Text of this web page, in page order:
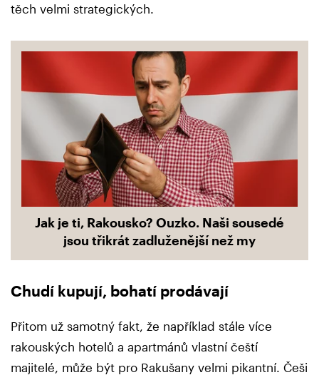
těch velmi strategických.
Jak je ti, Rakousko? Ouzko. Naši sousedé
jsou třikrát zadluženější než my
Chudí kupují, bohatí prodávají
Přitom už samotný fakt, že například stále více
rakouských hotelů a apartmánů vlastní čeští
majitelé, může být pro Rakušany velmi pikantní. Češi